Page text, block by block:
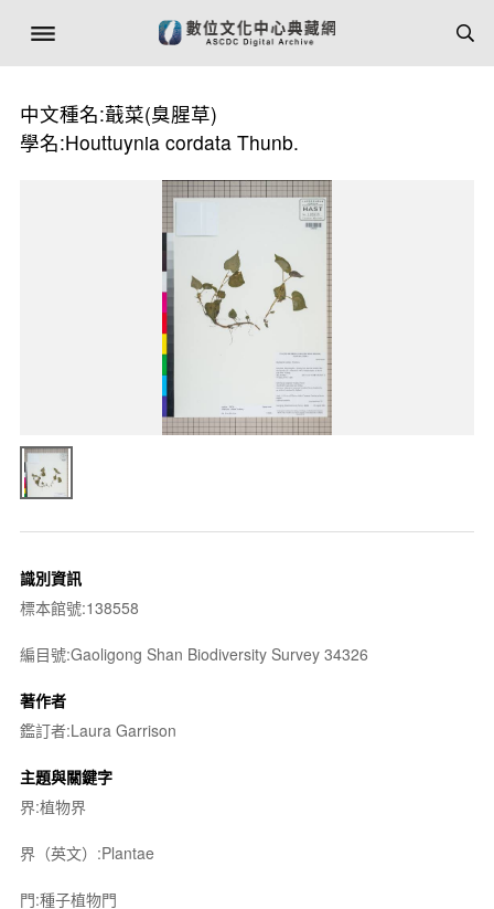
中文種名:蕺菜(臭腥草)
學名:Houttuynia cordata Thunb.
識別資訊
標本館號:138558
編目號:Gaoligong Shan Biodiversity Survey 34326
著作者
鑑訂者:Laura Garrison
主題與關鍵字
界:植物界
界（英文）:Plantae
門:種子植物門